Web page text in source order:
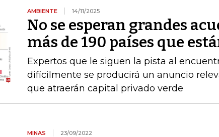
AMBIENTE 14/11/2025
No se esperan grandes
más de 190 países que
Expertos que le siguen la pista al
difícilmente se producirá un anuncio
que atraerán capital privado verde
MINAS 23/09/2022